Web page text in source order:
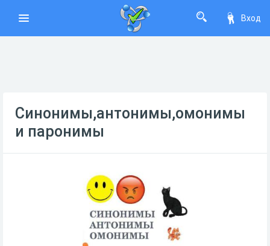
Вход
Синонимы,антонимы,омонимы
и паронимы